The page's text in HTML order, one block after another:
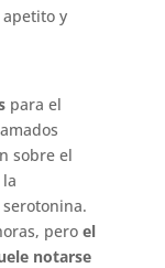
y
para el
sobre el
pero el
notarse